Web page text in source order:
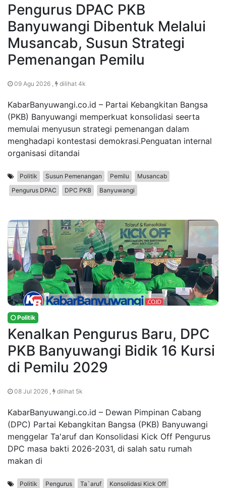
Pengurus DPAC PKB
Banyuwangi Dibentuk Melalui
Musancab, Susun Strategi
Pemenangan Pemilu
09 Agu 2026 , dilihat 4k
KabarBanyuwangi.co.id – Partai Kebangkitan Bangsa
(PKB) Banyuwangi memperkuat konsolidasi seerta
memulai menyusun strategi pemenangan dalam
menghadapi kontestasi demokrasi.Penguatan internal
organisasi ditandai
Politik Susun Pemenangan Pemilu
Musancab
Pengurus DPAC
DPC PKB Banyuwangi
Politik
Kenalkan Pengurus Baru, DPC
PKB Banyuwangi Bidik 16 Kursi
di Pemilu 2029
08 Jul 2026 , dilihat 5k
KabarBanyuwangi.co.id – Dewan Pimpinan Cabang
(DPC) Partai Kebangkitan Bangsa (PKB) Banyuwangi
menggelar Ta'aruf dan Konsolidasi Kick Off Pengurus
DPC masa bakti 2026-2031, di salah satu rumah
makan di
Politik Pengurus Ta`aruf
Konsolidasi Kick Off